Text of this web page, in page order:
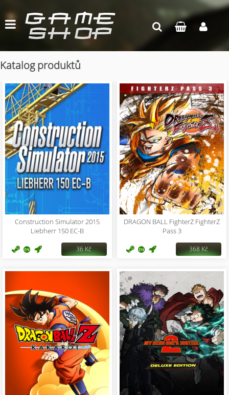
Katalog produktů
Construction Simulator 2015
Liebherr 150 EC-B
36 Kč
DRAGON BALL FighterZ FighterZ
Pass 3
368 Kč